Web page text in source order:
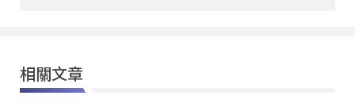
相關文章